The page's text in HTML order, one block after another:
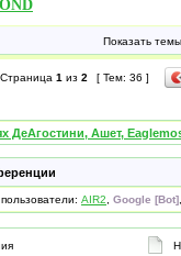
Показать
Страница 1 из 2 [ Тем: 36 ]
ДеАгостини, Ашет,
AIR2 Google [Bot]